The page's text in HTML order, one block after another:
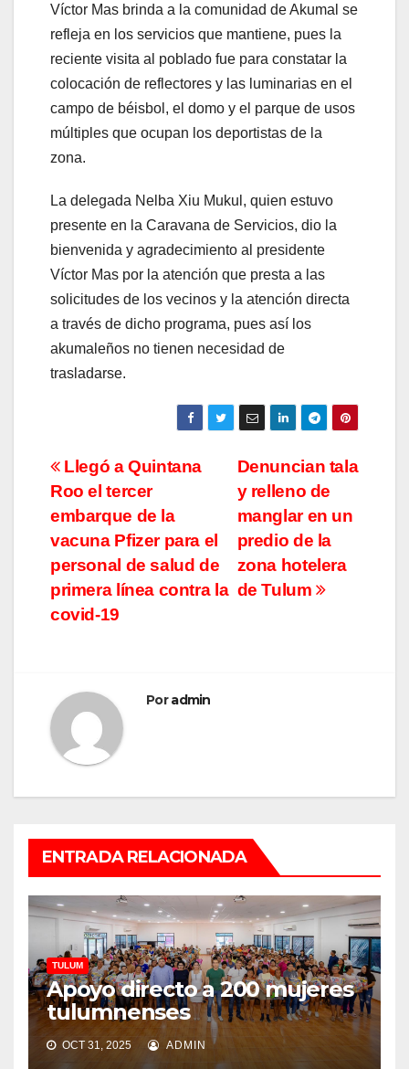
Víctor Mas brinda a la comunidad de Akumal se
refleja en los servicios que mantiene, pues la
reciente visita al poblado fue para constatar la
colocación de reflectores y las luminarias en el
campo de béisbol, el domo y el parque de usos
múltiples que ocupan los deportistas de la
zona.
La delegada Nelba Xiu Mukul, quien estuvo
presente en la Caravana de Servicios, dio la
bienvenida y agradecimiento al presidente
Víctor Mas por la atención que presta a las
solicitudes de los vecinos y la atención directa
a través de dicho programa, pues así los
akumaleños no tienen necesidad de
trasladarse.
Navegación
de
entradas
Denuncian tala
y relleno de
manglar en un
predio de la
zona hotelera
de Tulum
Llegó a Quintana
Roo el tercer
embarque de la
vacuna Pfizer para el
personal de salud de
primera línea contra la
covid-19
Poradmin
ENTRADA RELACIONADA
TULUM
Apoyo directo a 200 mujeres
tulumnenses
OCT 31, 2025 ADMIN